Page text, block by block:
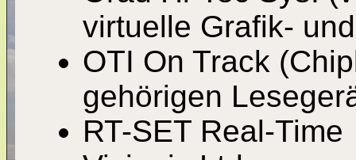
virtuelle Grafik-
OTI On Track
gehörigen
RT-SET Real-Time